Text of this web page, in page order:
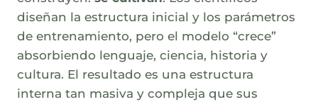
diseñan la estructura inicial y los parámetros
de entrenamiento, pero el modelo “crece”
absorbiendo lenguaje, ciencia, historia y
cultura. El resultado es una estructura
interna tan masiva y compleja que sus